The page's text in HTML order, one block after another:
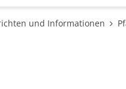
und Informationen